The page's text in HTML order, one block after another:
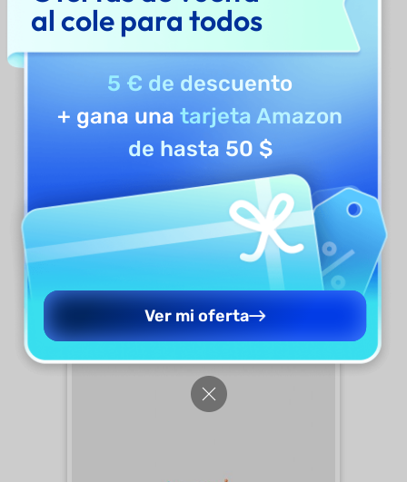
Haz clic en el símbolo "+" en la esquina
inferior derecha del Espacio Seguro.
al cole para todos
5 € de descuento
+ gana unatarjeta Amazon
de hasta 50 $
Ver mi oferta